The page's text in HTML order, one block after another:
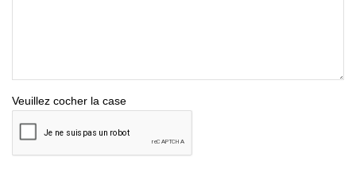
Veuillez cocher la case